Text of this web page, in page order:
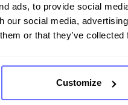
ads, to provide social
our social media,
or that they’ve
Customize